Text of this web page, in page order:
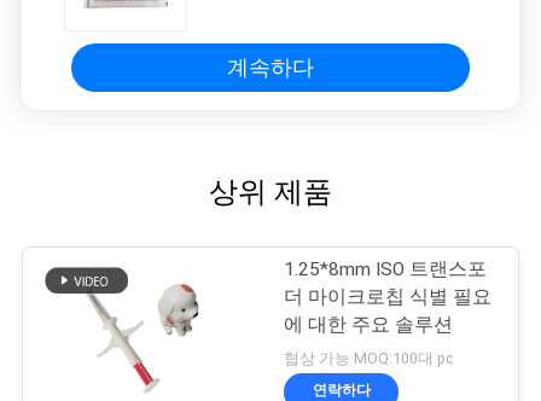
계속하다
상위 제품
1.25*8mm ISO 트랜스포
더 마이크로칩 식별 필요
에 대한 주요 솔루션
협상 가능 MOQ:100대 pc
연락하다